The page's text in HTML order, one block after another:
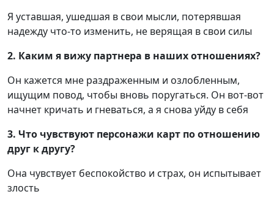
Я уставшая, ушедшая в свои мысли, потерявшая
надежду что-то изменить, не верящая в свои силы
2. Каким я вижу партнера в наших отношениях?
Он кажется мне раздраженным и озлобленным,
ищущим повод, чтобы вновь поругаться. Он вот-вот
начнет кричать и гневаться, а я снова уйду в себя
3. Что чувствуют персонажи карт по отношению
друг к другу?
Она чувствует беспокойство и страх, он испытывает
злость